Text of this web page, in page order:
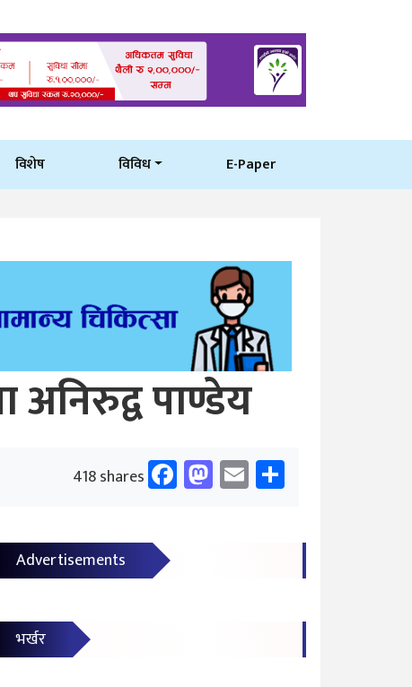
विशेष विविध E-Paper
अनिरुद्व पाण्डेय
418 shares Facebook
Mastodon
Email
Advertisements
भर्खर